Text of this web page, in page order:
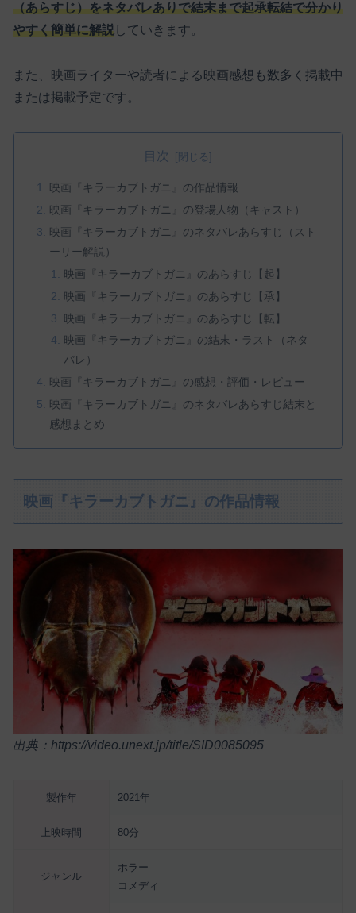
（あらすじ）をネタバレありで結末まで起承転結で分かり
やすく簡単に解説 していきます。
また、映画ライターや読者による映画感想も数多く掲載中
または掲載予定です。
目次
映画『キラーカブトガニ』の作品情報
映画『キラーカブトガニ』の登場人物（キャスト）
映画『キラーカブトガニ』のネタバレあらすじ（スト
ーリー解説）
映画『キラーカブトガニ』のあらすじ【起】
映画『キラーカブトガニ』のあらすじ【承】
映画『キラーカブトガニ』のあらすじ【転】
映画『キラーカブトガニ』の結末・ラスト（ネタ
バレ）
映画『キラーカブトガニ』の感想・評価・レビュー
映画『キラーカブトガニ』のネタバレあらすじ結末と
感想まとめ
映画『キラーカブトガニ』の作品情報
出典：https://video.unext.jp/title/SID0085095
製作年 2021年
上映時間 80分
ジャンル
ホラー
コメディ